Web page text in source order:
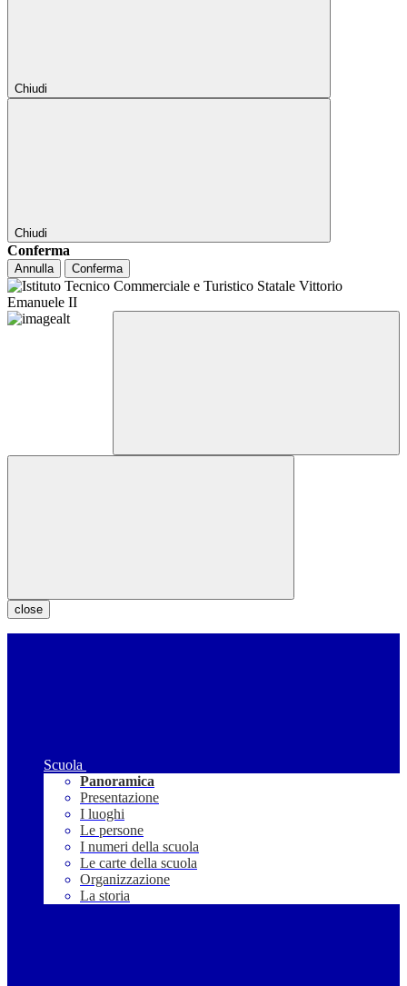
Chiudi
Chiudi
Conferma
Annulla Conferma
close
Scuola
Panoramica
Presentazione
I luoghi
Le persone
I numeri della scuola
Le carte della scuola
Organizzazione
La storia